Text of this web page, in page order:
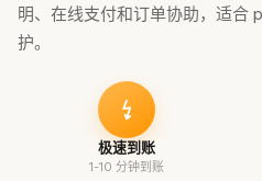
明、在线支付和订单协助，适合
护。
极速到账
1-10 分钟到账